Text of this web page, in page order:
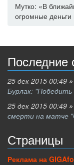
Мутко: «В
огромные деньги
Последние
25 дек 2015 00:49 »
Бурлак:
25 дек 2015 00:49 »
смерти на матче
Страницы
Реклама на